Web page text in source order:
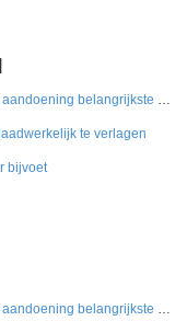
Voor jongvolwassenen is een chronische aandoening belangrijkste belemmering
te verlagen
bijvoet
Voor jongvolwassenen is een chronische aandoening belangrijkste belemmering